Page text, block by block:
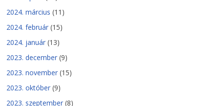
2024. március (11)
2024. február (15)
2024. január (13)
2023. december (9)
2023. november (15)
2023. október (9)
2023. szeptember (8)